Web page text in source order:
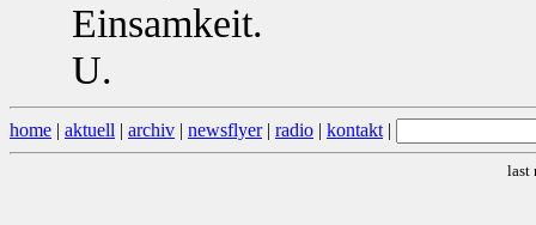
Einsamkeit.
U.
home | aktuell | archiv | newsflyer| radio | kontakt |
last